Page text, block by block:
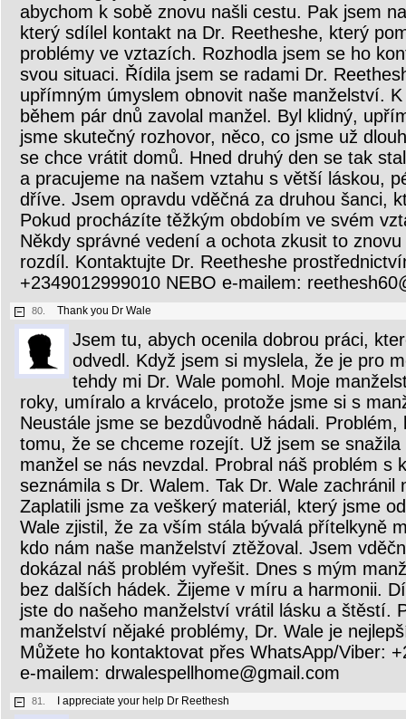
abychom k sobě znovu našli cestu. Pak jsem
který sdílel kontakt na Dr. Reetheshe, který
problémy ve vztazích. Rozhodla jsem se ho
svou situaci. Řídila jsem se radami Dr.
upřímným úmyslem obnovit naše manželství.
během pár dnů zavolal manžel. Byl klidný,
jsme skutečný rozhovor, něco, co jsme už
se chce vrátit domů. Hned druhý den se tak
a pracujeme na našem vztahu s větší láskou,
dříve. Jsem opravdu vděčná za druhou šanci,
Pokud procházíte těžkým obdobím ve svém
Někdy správné vedení a ochota zkusit to
rozdíl. Kontaktujte Dr. Reetheshe
+2349012999010 NEBO e-mailem:
80. Thank you Dr Wale
Jsem tu, abych ocenila dobrou práci,
odvedl. Když jsem si myslela, že je pro
tehdy mi Dr. Wale pomohl. Moje
roky, umíralo a krvácelo, protože jsme si s
Neustále jsme se bezdůvodně hádali.
tomu, že se chceme rozejít. Už jsem se
manžel se nás nevzdal. Probral náš problém s
seznámila s Dr. Walem. Tak Dr. Wale zachránil
Zaplatili jsme za veškerý materiál, který jsme
Wale zjistil, že za vším stála bývalá přítelkyně
kdo nám naše manželství ztěžoval. Jsem
dokázal náš problém vyřešit. Dnes s mým
bez dalších hádek. Žijeme v míru a harmonii.
jste do našeho manželství vrátil lásku a štěstí.
manželství nějaké problémy, Dr. Wale je
Můžete ho kontaktovat přes WhatsApp/Viber:
e-mailem: drwalespellhome@gmail.com
81. I appreciate your help Dr Reethesh